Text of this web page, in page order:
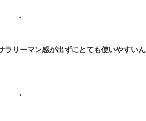
ラリーマン感が出ずにとても使いやすいん